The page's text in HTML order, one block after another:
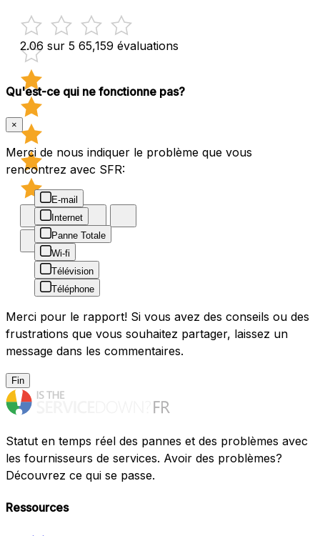
2.06 sur 5 65,159 évaluations
Qu'est-ce qui ne fonctionne pas?
×
Merci de nous indiquer le problème que vous
rencontrez avec SFR:
E-mail
Internet
Panne Totale
Wi-fi
Télévision
Téléphone
Merci pour le rapport! Si vous avez des conseils ou des
frustrations que vous souhaitez partager, laissez un
message dans les commentaires.
Fin
Statut en temps réel des pannes et des problèmes avec
les fournisseurs de services. Avoir des problèmes?
Découvrez ce qui se passe.
Ressources